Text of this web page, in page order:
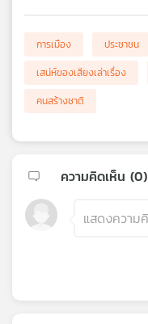
การเมือง ประชาชน
เสน่ห์ของเสียงเล่าเรื่อง
คนสร้างชาติ
ความคิดเห็น (0)